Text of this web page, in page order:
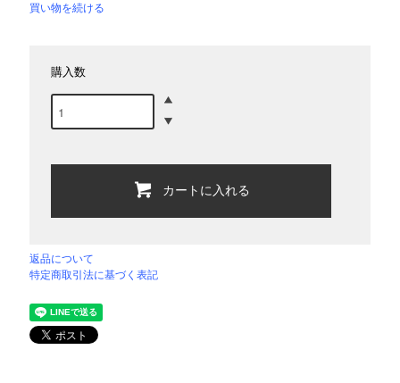
買い物を続ける
購入数
カートに入れる
返品について
特定商取引法に基づく表記